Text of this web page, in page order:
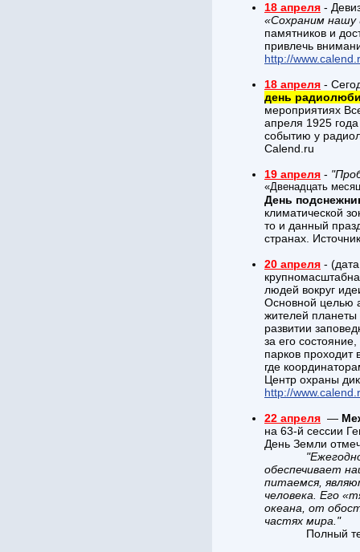
18 апреля -
«Сохраним нашу
памятников и
привлечь
http://
18 апреля -
день
мероприятиях
апреля 1925
событию у
Calend.ru
19 апреля -
«Двенадцать
День
климатической
то и данный
странах.
20 апреля -
людей вокруг
Основной целью
жителей
развитии
за его
парков проходит
где
Центр охраны
http://
22 апреля —
на 63-й сессии
День Земли
обеспечивает
питаемся,
человека. Его
океана, от
частях мира."
Полный